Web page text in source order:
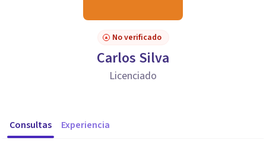
No verificado
Carlos Silva
Licenciado
Consultas Experiencia